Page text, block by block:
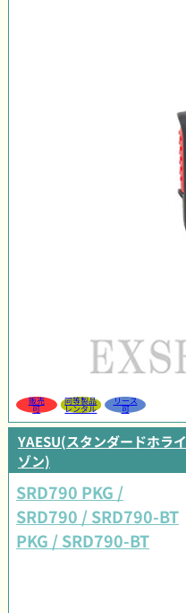
販売
可
同等製品
レンタル
リース
可
YAESU(スタンダードホライ
ゾン)
SRD790 PKG /
SRD790 / SRD790-BT
PKG / SRD790-BT